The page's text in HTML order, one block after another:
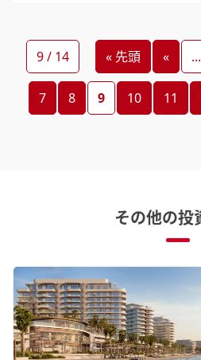
9 / 14 « 先頭 « ...
7 8 9 10 11
その他の投